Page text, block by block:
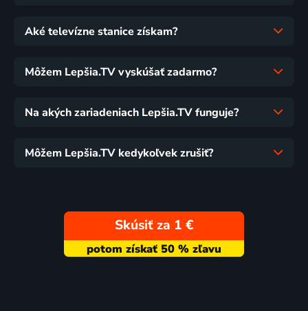
Aké televízne stanice získam?
Môžem Lepšia.TV vyskúšať zadarmo?
Na akých zariadeniach Lepšia.TV funguje?
Môžem Lepšia.TV kedykoľvek zrušiť?
Skúsiť za 1 €